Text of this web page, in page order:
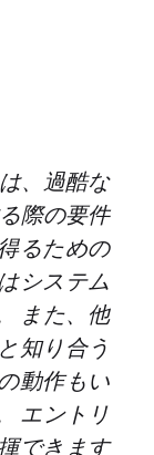
、過酷な
際の要件
るための
システム
また、他
知り合う
動作もい
エントリ
できます